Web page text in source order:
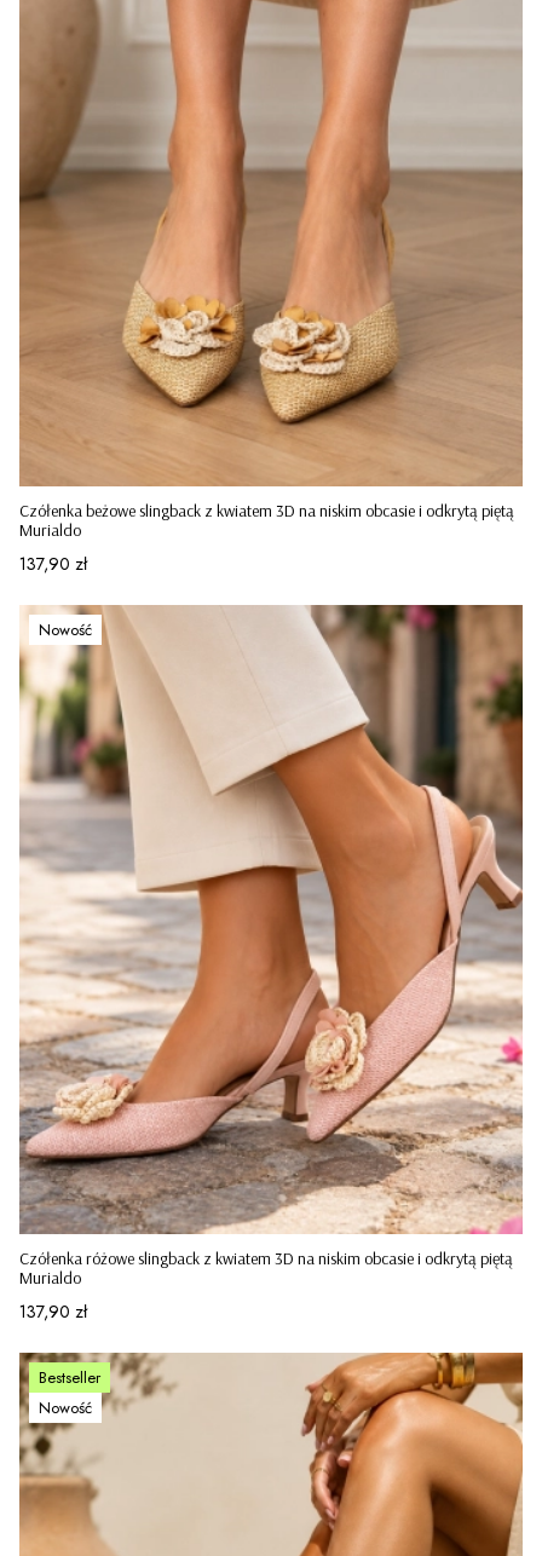
Czółenka beżowe slingback z kwiatem 3D na niskim obcasie i odkrytą piętą
Murialdo
Cena
137,90 zł
Nowość
Czółenka różowe slingback z kwiatem 3D na niskim obcasie i odkrytą piętą
Murialdo
Cena
137,90 zł
Bestseller
Nowość